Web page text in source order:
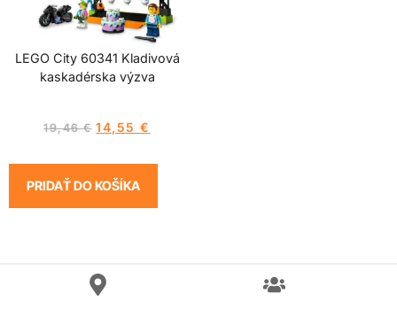
LEGO City 60341 Kladivová
kaskadérska výzva
19,46€ 14,55€
PRIDAŤ DO KOŠÍKA